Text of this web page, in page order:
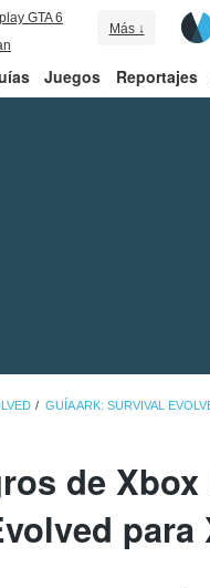
GTA 6
Más ↓
Juegos Reportajes
GUÍA ARK: SURVIVAL
de Xbox
para